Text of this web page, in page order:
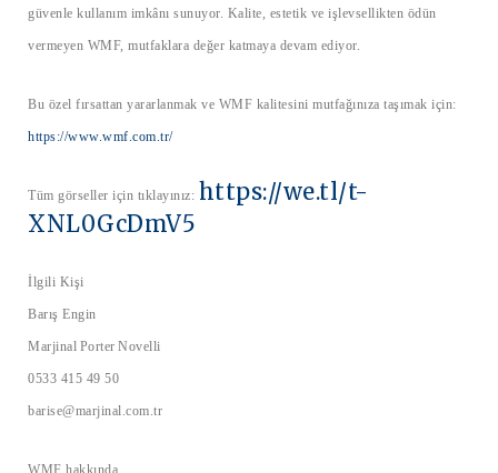
güvenle kullanım imkânı sunuyor. Kalite, estetik ve işlevsellikten ödün
vermeyen WMF, mutfaklara değer katmaya devam ediyor.
Bu özel fırsattan yararlanmak ve WMF kalitesini mutfağınıza taşımak için:
https://www.wmf.com.tr/
Tüm görseller için tıklayınız: https://we.tl/t-
XNL0GcDmV5
İlgili Kişi
Barış Engin
Marjinal Porter Novelli
0533 415 49 50
barise@marjinal.com.tr
WMF hakkında